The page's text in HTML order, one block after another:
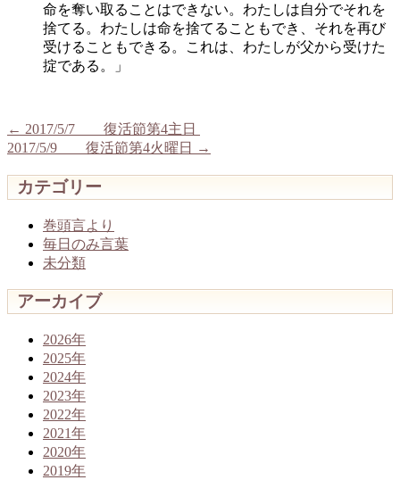
命を奪い取ることはできない。わたしは自分でそれを
捨てる。わたしは命を捨てることもでき、それを再び
受けることもできる。これは、わたしが父から受けた
掟である。」
← 2017/5/7 復活節第4主日
2017/5/9 復活節第4火曜日
→
カテゴリー
巻頭言より
毎日のみ言葉
未分類
アーカイブ
2026年
2025年
2024年
2023年
2022年
2021年
2020年
2019年